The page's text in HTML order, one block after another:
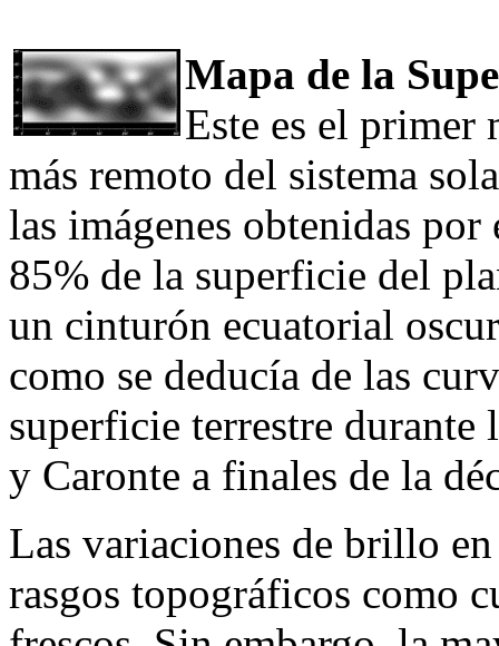
Mapa de la
Este es el primer
más remoto del sistema
las imágenes obtenidas
85% de la superficie del
un cinturón ecuatorial
como se deducía de las
superficie terrestre durante
y Caronte a finales de la
Las variaciones de brillo
rasgos topográficos como